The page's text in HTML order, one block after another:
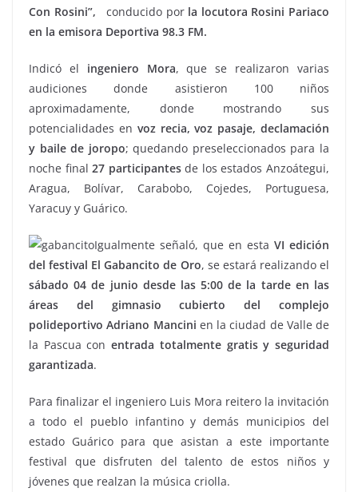
Con Rosini”, conducido por la locutora Rosini Pariaco
en la emisora Deportiva 98.3 FM.
Indicó el ingeniero Mora, que se realizaron varias
audiciones donde asistieron 100 niños
aproximadamente, donde mostrando sus
potencialidades en voz recia, voz pasaje, declamación
y baile de joropo; quedando preseleccionados para la
noche final27 participantesde los estados Anzoátegui,
Aragua, Bolívar, Carabobo, Cojedes, Portuguesa,
Yaracuy y Guárico.
Igualmente señaló, que en esta VI edición
del festival El Gabancito de Oro, se estará realizando el
sábado 04 de junio desde las 5:00 de la tarde en las
áreas del gimnasio cubierto del complejo
polideportivo Adriano Mancini en la ciudad de Valle de
la Pascua conentrada totalmente gratis y seguridad
garantizada.
Para finalizar el ingeniero Luis Mora reitero la invitación
a todo el pueblo infantino y demás municipios del
estado Guárico para que asistan a este importante
festival que disfruten del talento de estos niños y
jóvenes que realzan la música criolla.